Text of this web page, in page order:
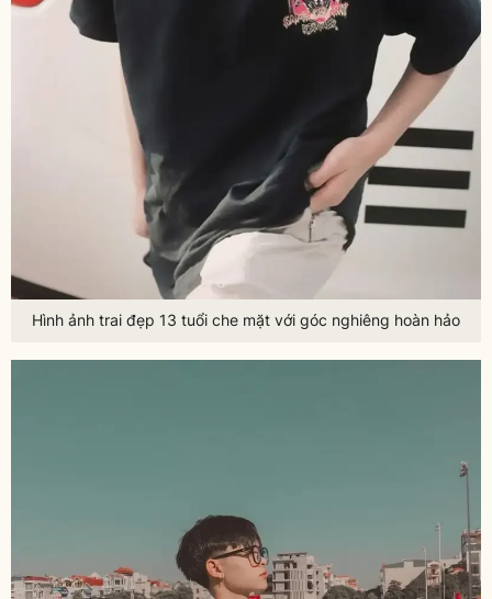
Hình ảnh trai đẹp 13 tuổi che mặt với góc nghiêng hoàn hảo